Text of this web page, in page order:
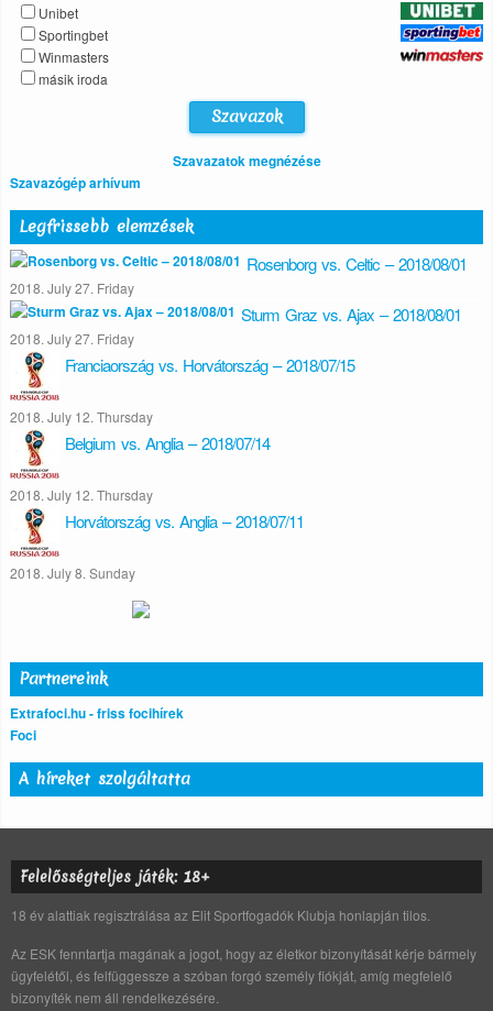
Unibet
Sportingbet
Winmasters
másik iroda
Szavazatok megnézése
Szavazógép arhívum
Legfrissebb elemzések
Rosenborg vs. Celtic – 2018/08/01
2018. July 27. Friday
Sturm Graz vs. Ajax – 2018/08/01
2018. July 27. Friday
Franciaország vs. Horvátország – 2018/07/15
2018. July 12. Thursday
Belgium vs. Anglia – 2018/07/14
2018. July 12. Thursday
Horvátország vs. Anglia – 2018/07/11
2018. July 8. Sunday
Partnereink
Extrafoci.hu - friss focihírek
Foci
A híreket szolgáltatta
Felelősségteljes játék: 18+
18 év alattiak regisztrálása az Elit Sportfogadók Klubja honlapján tilos.
Az ESK fenntartja magának a jogot, hogy az életkor bizonyítását kérje bármely
ügyfelétől, és felfüggessze a szóban forgó személy fiókját, amíg megfelelő
bizonyíték nem áll rendelkezésére.